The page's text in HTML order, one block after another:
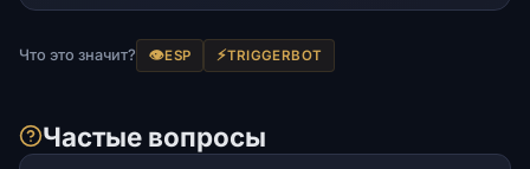
Что это значит? 👁️ESP ⚡TRIGGERBOT
Частые вопросы